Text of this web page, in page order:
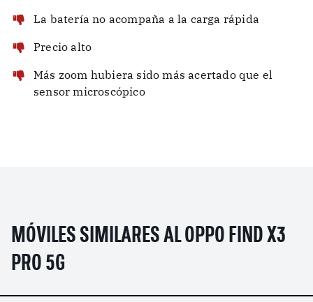
La batería no acompaña a la carga rápida
Precio alto
Más zoom hubiera sido más acertado que el
sensor microscópico
MÓVILES SIMILARES AL OPPO FIND X3
PRO 5G